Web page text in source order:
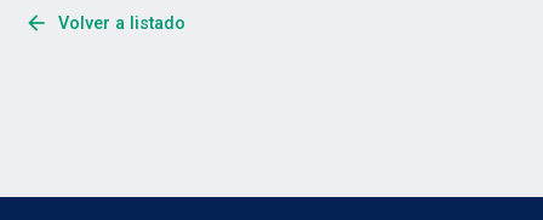
arrow_back Volver a listado